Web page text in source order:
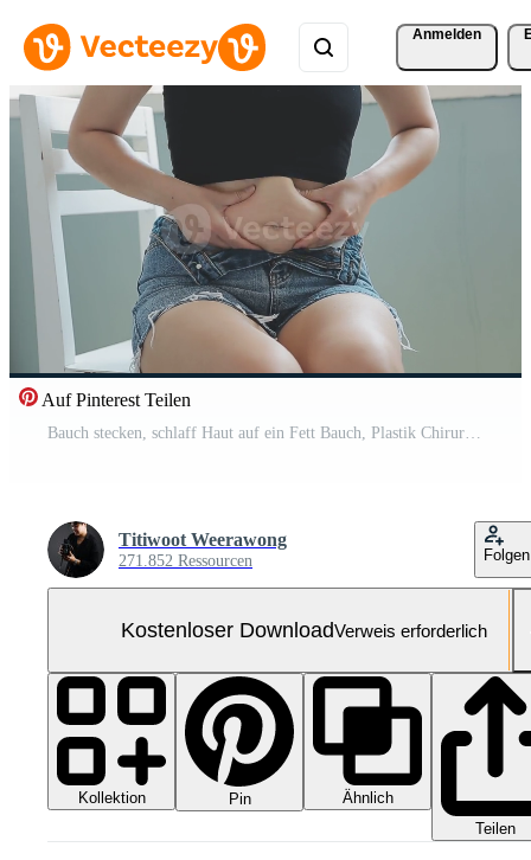
Anmelden
Auf Pinterest Teilen
Bauch stecken, schlaff Haut auf ein Fett Bauch, Plastik Chirurgie Konzept auf grau Hintergrund Kostenloses Video
Titiwoot Weerawong
271.852 Ressourcen Folgen
Kostenloser DownloadVerweis erforderlich
Kollektion Pin
Ähnlich
Teilen